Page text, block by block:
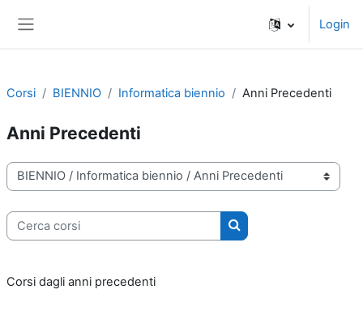
Login
Corsi BIENNIO Informatica biennio Anni Precedenti
Anni Precedenti
Categorie di corso
Cerca corsi
Cerca corsi
Corsi dagli anni precedenti